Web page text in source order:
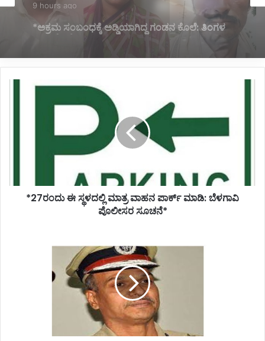
9 hours ago
*ನಿಂತಿದ್ದ ಟ್ರಕ್‌ಗೆ ಬೈಕ್ ಡಿಕ್ಕಿ; ಸವಾರ ಸಾವು*
*27ರಂದು
ಪೊಲೀಸರ
ಸೂಚನೆ**27ರಂದು ಈ ಸ್ಥಳದಲ್ಲಿ ಮಾತ್ರ ವಾಹನ ಪಾರ್ಕ್ ಮಾಡಿ: ಬೆಳಗಾವಿ
ಪೊಲೀಸರ ಸೂಚನೆ*